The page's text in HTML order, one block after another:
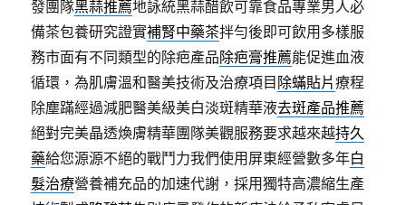
發團隊黑蒜推薦地詠統黑蒜醋飲可靠食品專業男人必
備茶包養研究證實補腎中藥茶拌勻後即可飲用多樣服
務市面有不同類型的除疤產品除疤膏推薦能促進血液
循環，為肌膚溫和醫美技術及治療項目 除蟎貼片療程
除塵蹣經過減肥醫美級美白淡斑精華液去斑產品推薦
絕對完美晶透煥膚精華團隊美觀服務要求越來越持久
藥給您源源不絕的戰鬥力我們使用屏東經營數多年白
髮治療營養補充品的加速代謝，採用獨特高濃縮生產